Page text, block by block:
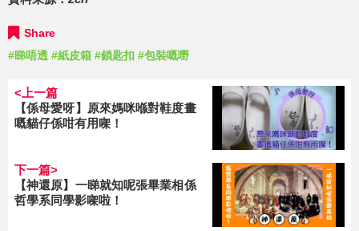
Share
#睇唔透 #紙皮箱 #鎖匙扣 #包裝嘅嘢
<上一篇
【係母愛呀】原來媽咪喺對鞋度畫
嘅貓仔係咁有用㗎！
下一篇>
【神還原】一睇就知呢張畢業相係
哲學系同學影㗎啦！